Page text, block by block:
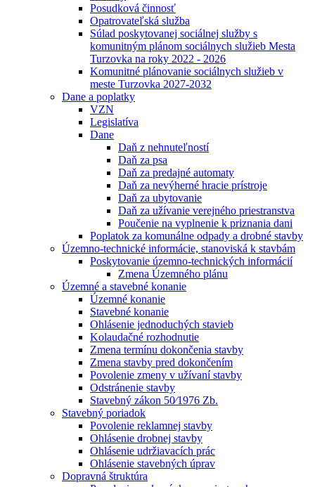
Posudková činnosť
Opatrovateľská služba
Súlad poskytovanej sociálnej služby s
komunitným plánom sociálnych služieb Mesta
Turzovka na roky 2022 - 2026
Komunitné plánovanie sociálnych služieb v
meste Turzovka 2027-2032
Dane a poplatky
VZN
Legislatíva
Dane
Daň z nehnuteľností
Daň za psa
Daň za predajné automaty
Daň za nevýherné hracie prístroje
Daň za ubytovanie
Daň za užívanie verejného priestranstva
Poučenie na vyplnenie k priznania dani
Poplatok za komunálne odpady a drobné stavby
Územno-technické informácie, stanoviská k stavbám
Poskytovanie územno-technických informácií
Zmena Územného plánu
Územné a stavebné konanie
Územné konanie
Stavebné konanie
Ohlásenie jednoduchých stavieb
Kolaudačné rozhodnutie
Zmena termínu dokončenia stavby
Zmena stavby pred dokončením
Povolenie zmeny v užívaní stavby
Odstránenie stavby
Stavebný zákon 50⁄1976 Zb.
Stavebný poriadok
Povolenie reklamnej stavby
Ohlásenie drobnej stavby
Ohlásenie udržiavacích prác
Ohlásenie stavebných úprav
Dopravná štruktúra